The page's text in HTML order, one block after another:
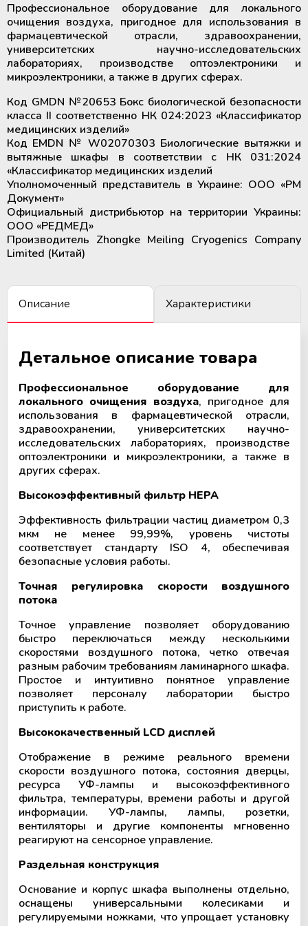
крови
Размораживатели плазмы крови и
стволовых клеток
ТермоСумки для транспортировки
компонентов крови
Устройства для стерильного
соединения полимерных
магистралей
Аппараты для донорского и
терапевтического плазмафереза
Аппараты для автоматического
Аппараты для облучения крови
(Донорский автобус)
Дополнительные материалы к
холодильному оборудованию
Рулоны и пакеты для
стерилизации
Профессиональное оборудование для локального
очищения воздуха, пригодное для использования в
фармацевтической отрасли, здравоохранении,
университетских научно-исследовательских
лабораториях, производстве оптоэлектроники и
микроэлектроники, а также в других сферах.
Код GMDN №20653 Бокс биологической безопасности
класса II соответственно НК 024:2023 «Классификатор
медицинских изделий»
Код EMDN № W02070303 Биологические вытяжки и
вытяжные шкафы в соответствии с НК 031:2024
«Классификатор медицинских изделий
Уполномоченный представитель в Украине: ООО «РМ
Документ»
Официальный дистрибьютор на территории Украины:
ООО «РЕДМЕД»
Производитель Zhongke Meiling Cryogenics Company
Limited (Китай)
Описание Характеристики
Детальное описание товара
Профессиональное оборудование для
локального очищения воздуха, пригодное для
использования в фармацевтической отрасли,
здравоохранении, университетских научно-
исследовательских лабораториях, производстве
оптоэлектроники и микроэлектроники, а также в
других сферах.
Высокоэффективный фильтр HEPA
Эффективность фильтрации частиц диаметром 0,3
мкм не менее 99,99%, уровень чистоты
соответствует стандарту ISO 4, обеспечивая
безопасные условия работы.
Точная регулировка скорости воздушного
потока
Точное управление позволяет оборудованию
быстро переключаться между несколькими
скоростями воздушного потока, четко отвечая
разным рабочим требованиям ламинарного шкафа.
Простое и интуитивно понятное управление
позволяет персоналу лаборатории быстро
приступить к работе.
Высококачественный LCD дисплей
Отображение в режиме реального времени
скорости воздушного потока, состояния дверцы,
ресурса УФ-лампы и высокоэффективного
фильтра, температуры, времени работы и другой
информации. УФ-лампы, лампы, розетки,
вентиляторы и другие компоненты мгновенно
реагируют на сенсорное управление.
Раздельная конструкция
Основание и корпус шкафа выполнены отдельно,
оснащены универсальными колесиками и
регулируемыми ножками, что упрощает установку